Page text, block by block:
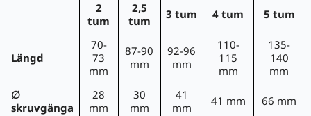
2
tum
2,5
tum
3 tum 4 tum 5 tum
Längd
70-
73
mm
87-90
mm
92-96
mm
110-
115
mm
135-
140
mm
∅
skruvgänga
28
mm
30
mm
41
mm
41 mm 66 mm